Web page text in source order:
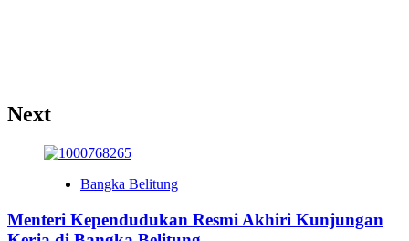
Next
Bangka Belitung
Menteri Kependudukan Resmi Akhiri Kunjungan